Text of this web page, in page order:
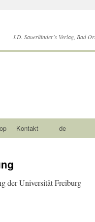
J.D. Sauerländer's Verlag, Bad
Kontakt de
der Universität Freiburg